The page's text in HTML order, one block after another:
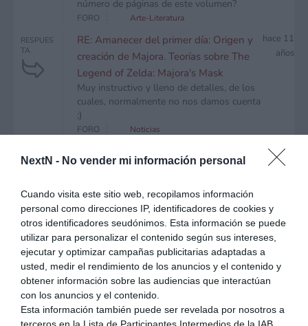
NextN - No vender mi información personal
Cuando visita este sitio web, recopilamos información
personal como direcciones IP, identificadores de cookies y
otros identificadores seudónimos. Esta información se puede
utilizar para personalizar el contenido según sus intereses,
ejecutar y optimizar campañas publicitarias adaptadas a
usted, medir el rendimiento de los anuncios y el contenido y
obtener información sobre las audiencias que interactúan
con los anuncios y el contenido.
Esta información también puede ser revelada por nosotros a
número de páginas de este volumen?
FORO Arte-Literatura
RESPUES
TA
RE: Amanecer del primer día: Origen y
creación de Majora. Teorías sobre The
Legend of Zelda: Majora's Mask
Muy instructivo y lleno de detalles, de los
cuales, normalmente no nos damos cuenta
;)
hace 11
años
FORO Noticias
TA
¡En juego una New 3DS XL!
“Concurso Yo lo valgo”, y quiero esa New
3DS XL porque me gasté un dinero que no
tenía en la new 3ds embajadora....
hace
12
FORO Foro General
RESPUES
TA
RE: Llega el Plan Renove de New 3DS a
Game. Hazte con la nueva portátil a
partir de 49,95 €
si entregas la 2DS,te sale más barata que
entregando una 3DS. estando la 2DS más